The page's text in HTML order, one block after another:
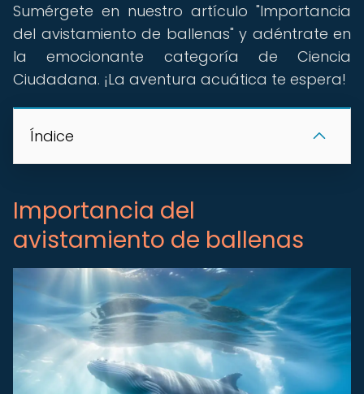
Sumérgete en nuestro artículo "Importancia
del avistamiento de ballenas" y adéntrate en
la emocionante categoría de Ciencia
Ciudadana. ¡La aventura acuática te espera!
Índice
Importancia del
avistamiento de ballenas